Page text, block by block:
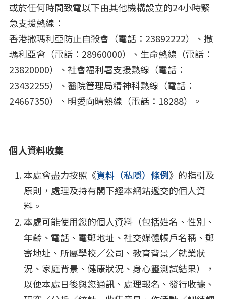
或於任何時間致電以下由其他機構設立的24小時緊
急支援熱線：
香港撒瑪利亞防止自殺會（電話：23892222）、撒
瑪利亞會（電話：28960000）、生命熱線（電話：
23820000）、社會福利署支援熱線（電話：
23432255）、醫院管理局精神科熱線（電話：
24667350）、明愛向晴熱線（電話：18288）。
個人資料收集
本處會盡力按照《資料（私隱）條例》的指引及
原則，處理及持有閣下經本網站遞交的個人資
料。
本處可能使用您的個人資料（包括姓名、性別、
年齡、電話、電郵地址、社交媒體帳戶名稱、郵
寄地址、所屬學校／公司、教育背景／就業狀
況、家庭背景、健康狀況、身心靈測試結果），
以便本處日後與您通訊、處理報名、發行收據、